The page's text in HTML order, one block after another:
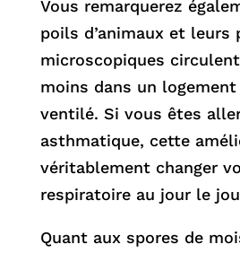
Vous remarquerez
poils d’animaux et leurs
microscopiques
moins dans un
ventilé. Si vous êtes
asthmatique, cette
véritablement changer
respiratoire au jour le
Quant aux spores de